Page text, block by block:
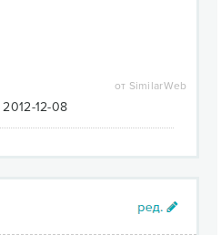
от SimilarWeb
2012-12-08